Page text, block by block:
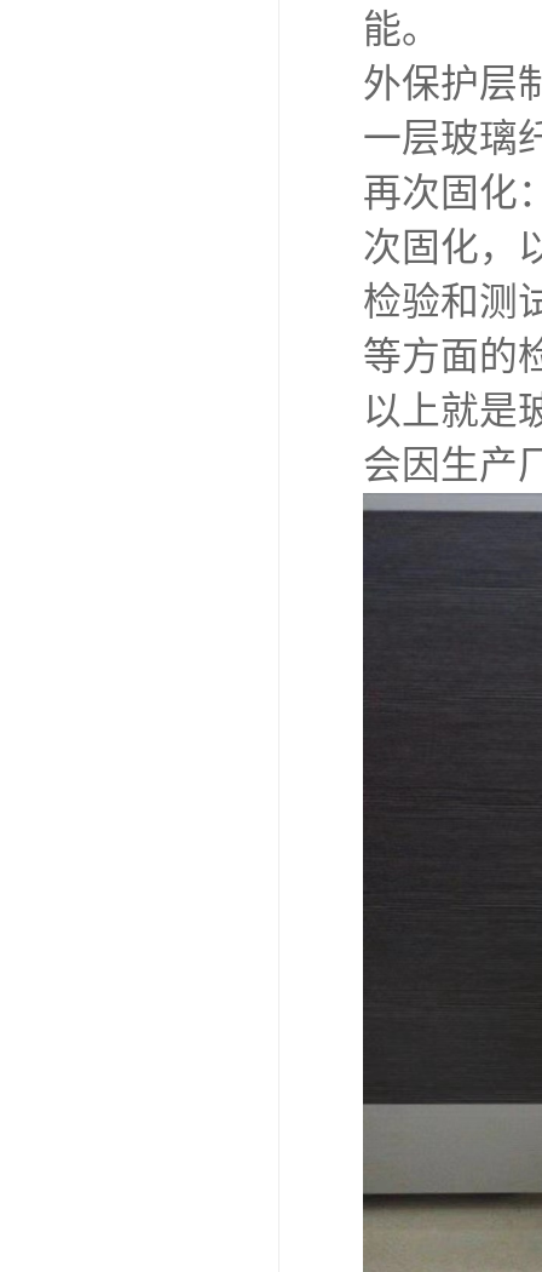
能。
外保护层
一层玻璃
再次固化
次固化，
检验和测
等方面的
以上就是
会因生产